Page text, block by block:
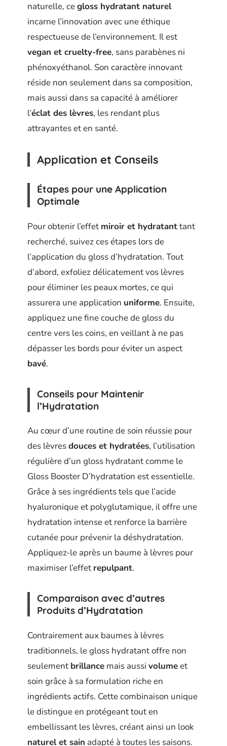
naturelle, cegloss hydratant naturel
incarne l’innovation avec une éthique
respectueuse de l’environnement. Il est
vegan et cruelty-free, sans parabènes ni
phénoxyéthanol. Son caractère innovant
réside non seulement dans sa composition,
mais aussi dans sa capacité à améliorer
l’éclat des lèvres, les rendant plus
attrayantes et en santé.
Application et Conseils
Étapes pour une Application
Optimale
Pour obtenir l’effet miroir et hydratanttant
recherché, suivez ces étapes lors de
l’application du gloss d’hydratation. Tout
d’abord, exfoliez délicatement vos lèvres
pour éliminer les peaux mortes, ce qui
assurera une application uniforme. Ensuite,
appliquez une fine couche de gloss du
centre vers les coins, en veillant à ne pas
dépasser les bords pour éviter un aspect
bavé.
Conseils pour Maintenir
l’Hydratation
Au cœur d’une routine de soin réussie pour
des lèvresdouces et hydratées, l’utilisation
régulière d’un gloss hydratant comme le
Gloss Booster D’hydratation est essentielle.
Grâce à ses ingrédients tels que l’acide
hyaluronique et polyglutamique, il offre une
hydratation intense et renforce la barrière
cutanée pour prévenir la déshydratation.
Appliquez-le après un baume à lèvres pour
maximiser l’effet repulpant.
Comparaison avec d’autres
Produits d’Hydratation
Contrairement aux baumes à lèvres
traditionnels, le gloss hydratant offre non
seulement brillance mais aussi volumeet
soin grâce à sa formulation riche en
ingrédients actifs. Cette combinaison unique
le distingue en protégeant tout en
embellissant les lèvres, créant ainsi un look
naturel et sain adapté à toutes les saisons.